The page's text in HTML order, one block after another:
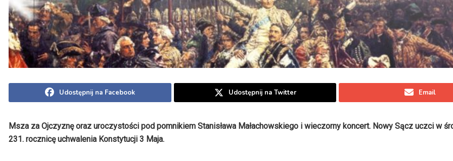
Udostępnij na Facebook Udostępnij na Twitter Email
Msza za Ojczyznę oraz uroczystości pod pomnikiem Stanisława Małachowskiego i wieczorny koncert. Nowy Sącz uczci w
231. rocznicę uchwalenia Konstytucji 3 Maja.